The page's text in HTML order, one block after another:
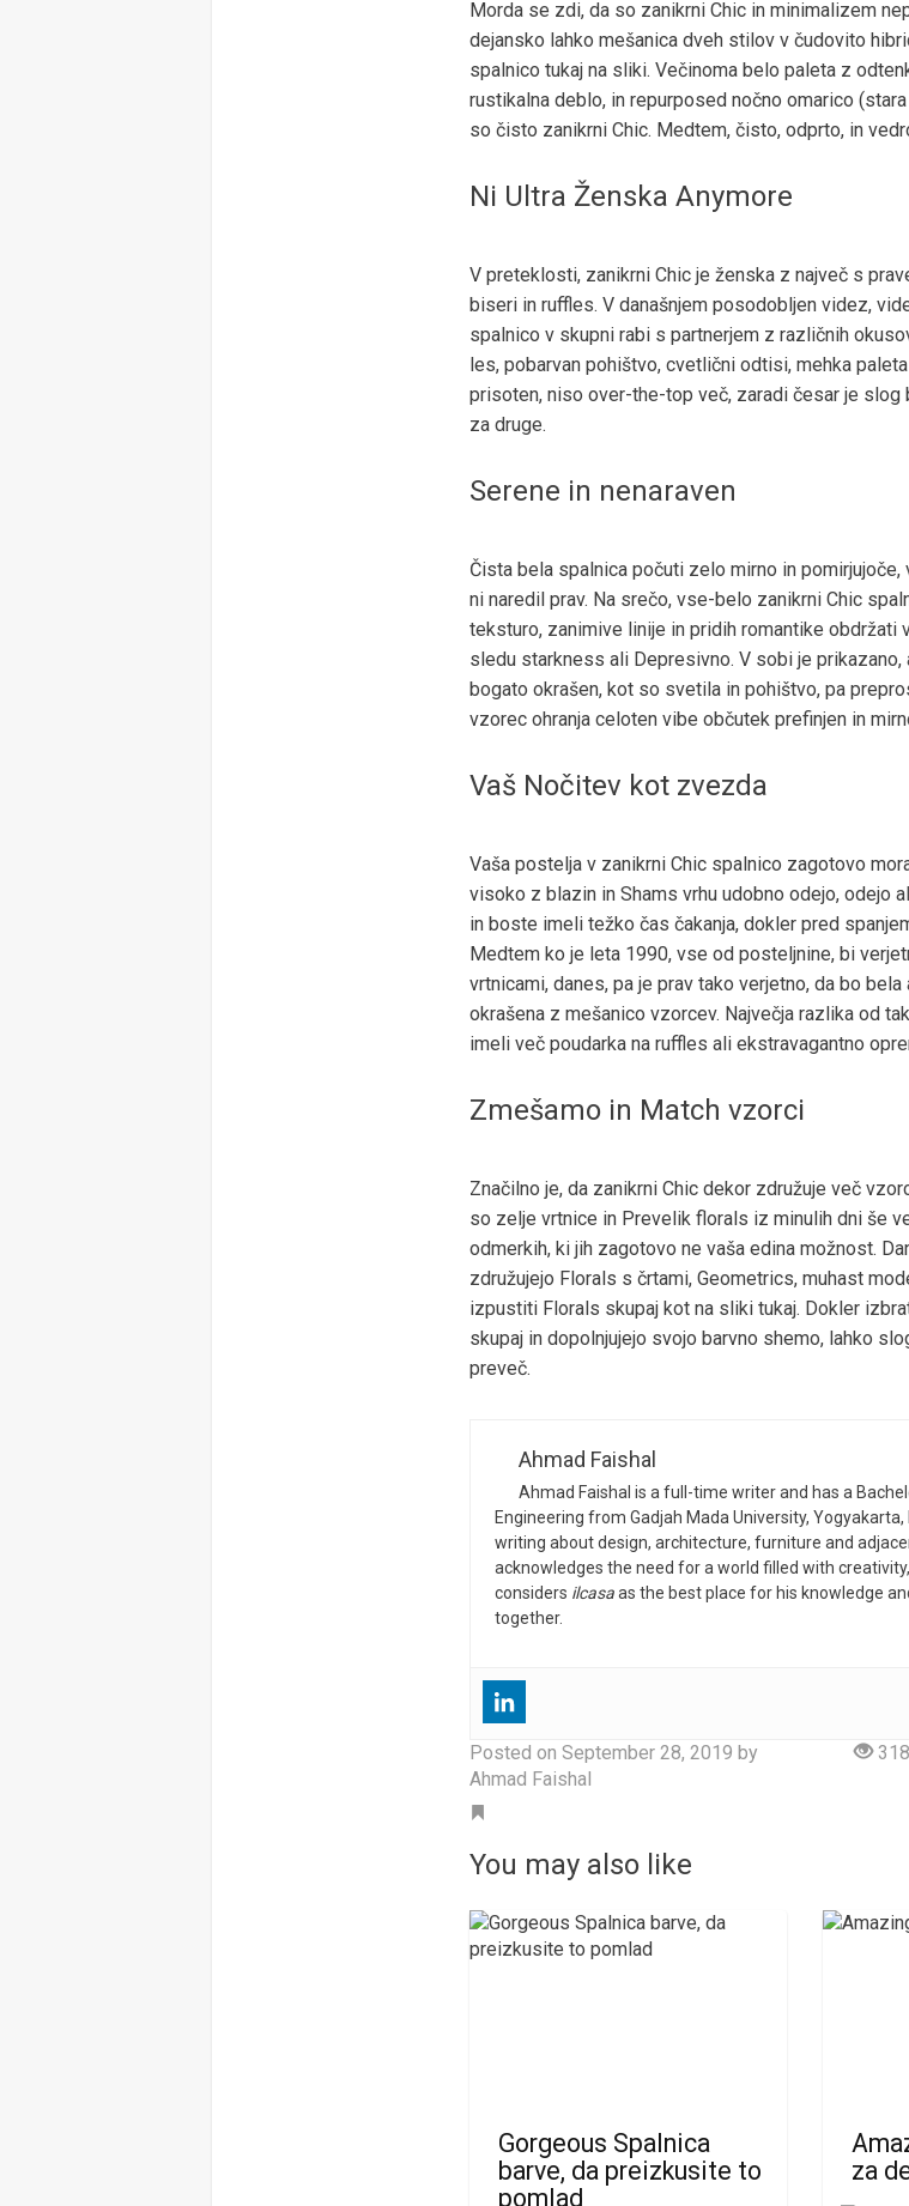
Morda se zdi, da so zanikrni Chic in minimalizem
dejansko lahko mešanica dveh stilov v čudovito
spalnico tukaj na sliki. Večinoma belo paleta z
rustikalna deblo, in repurposed nočno omarico
so čisto zanikrni Chic. Medtem, čisto, odprto, in
Ni Ultra Ženska Anymore
V preteklosti, zanikrni Chic je ženska z največ s
biseri in ruffles. V današnjem posodobljen videz,
spalnico v skupni rabi s partnerjem z različnih
les, pobarvan pohištvo, cvetlični odtisi, mehka
prisoten, niso over-the-top več, zaradi česar je
za druge.
Serene in nenaraven
Čista bela spalnica počuti zelo mirno in pomirjujoče,
ni naredil prav. Na srečo, vse-belo zanikrni Chic
teksturo, zanimive linije in pridih romantike obdržati
sledu starkness ali Depresivno. V sobi je prikazano,
bogato okrašen, kot so svetila in pohištvo, pa
vzorec ohranja celoten vibe občutek prefinjen in
Vaš Nočitev kot zvezda
Vaša postelja v zanikrni Chic spalnico zagotovo
visoko z blazin in Shams vrhu udobno odejo, odejo
in boste imeli težko čas čakanja, dokler pred
Medtem ko je leta 1990, vse od posteljnine, bi
vrtnicami, danes, pa je prav tako verjetno, da bo
okrašena z mešanico vzorcev. Največja razlika od
imeli več poudarka na ruffles ali ekstravagantno
Zmešamo in Match vzorci
Značilno je, da zanikrni Chic dekor združuje več
so zelje vrtnice in Prevelik florals iz minulih dni še
odmerkih, ki jih zagotovo ne vaša edina možnost.
združujejo Florals s črtami, Geometrics, muhast
izpustiti Florals skupaj kot na sliki tukaj. Dokler
skupaj in dopolnjujejo svojo barvno shemo, lahko
preveč.
Ahmad Faishal
Ahmad Faishal is a full-time writer and has a
Engineering from Gadjah Mada University,
writing about design, architecture, furniture and
acknowledges the need for a world filled with
considers ilcasaas the best place for his knowledge
together.
Posted on September 28, 2019 by
Ahmad Faishal
You may also like
Gorgeous Spalnica
barve, da preizkusite to
pomlad
za